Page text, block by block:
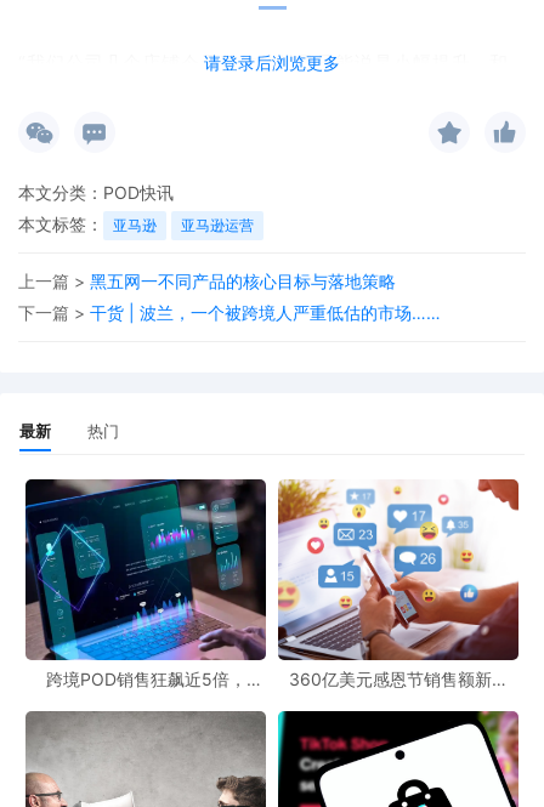
请登录后浏览更多
“我们公司几个店铺今天整体的销量只能说是小幅提升，和
没完全跟上。”一位卖家在
上表示。在多个跨境电
“活动第一天只通知了卖家，没有通知买家……”
“提报了会员专享折扣，没啥感觉，只能说有一点点上升
吧。。。”
去。”
看看吧。”
“+1，我们从昨天下午就开始一直刷新，到今天来看流量和
平时差不多，黑五的流量去哪儿了。”
分析认为，今年黑五遇冷的原因可能来自三方面。
首先，促销疲劳与消费力下降是根本原因。从夏季的Prime
Day到返校季，再到10月的秋季促销，消费者几乎全年都处
于“打折季”中，削弱了集中爆发式增长的传统节奏。
本文分类： POD快讯
本文标签：
亚马逊 亚马逊运营
上一篇 > 黑五网一不同产品的核心目标与落地策略
下一篇 > 干货 | 波兰，一个被跨境人严重低估的市场……
最新 热门
跨境POD销售狂飙近5倍，
360亿美元感恩节销售额新纪
新风潮！